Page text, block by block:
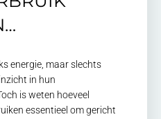
energie, maar slechts
in hun
is weten hoeveel
essentieel om gericht